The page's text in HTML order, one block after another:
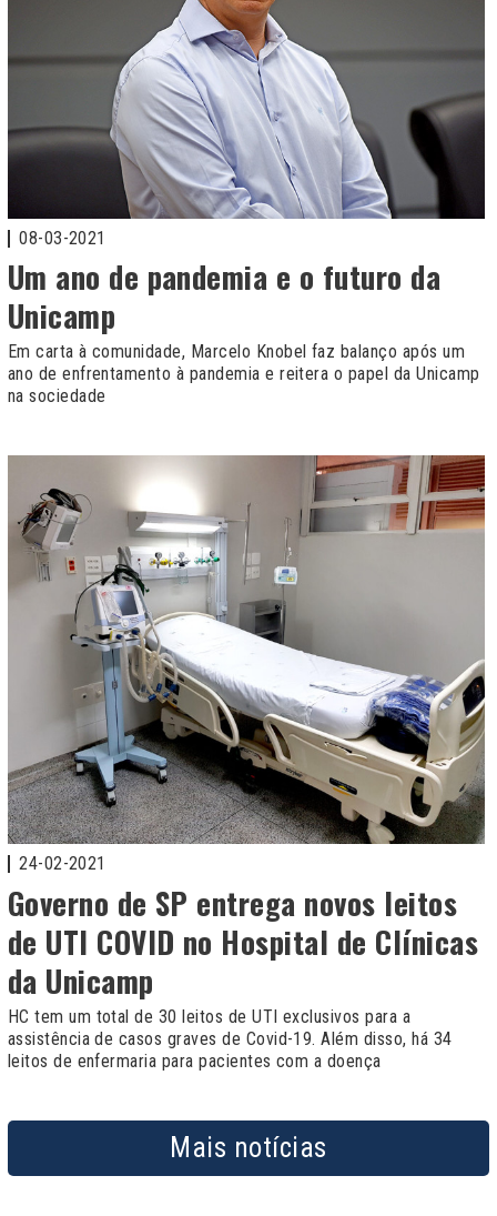
08-03-2021
Um ano de pandemia e o futuro da
Unicamp
Em carta à comunidade, Marcelo Knobel faz balanço após um
ano de enfrentamento à pandemia e reitera o papel da Unicamp
na sociedade
24-02-2021
Governo de SP entrega novos leitos
de UTI COVID no Hospital de Clínicas
da Unicamp
HC tem um total de 30 leitos de UTI exclusivos para a
assistência de casos graves de Covid-19. Além disso, há 34
leitos de enfermaria para pacientes com a doença
Mais notícias